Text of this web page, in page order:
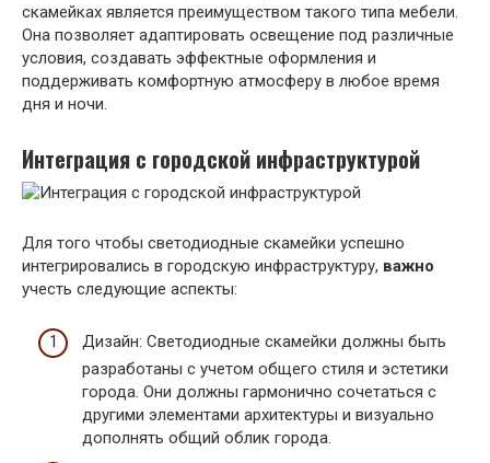
скамейках является преимуществом такого типа мебели.
Она позволяет адаптировать освещение под различные
условия, создавать эффектные оформления и
поддерживать комфортную атмосферу в любое время
дня и ночи.
Интеграция с городской инфраструктурой
Для того чтобы светодиодные скамейки успешно
интегрировались в городскую инфраструктуру, важно
учесть следующие аспекты:
Дизайн: Светодиодные скамейки должны быть
разработаны с учетом общего стиля и эстетики
города. Они должны гармонично сочетаться с
другими элементами архитектуры и визуально
дополнять общий облик города.